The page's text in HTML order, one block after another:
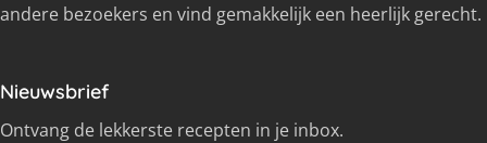
andere bezoekers en vind gemakkelijk een heerlijk gerecht.
Nieuwsbrief
Ontvang de lekkerste recepten in je inbox.